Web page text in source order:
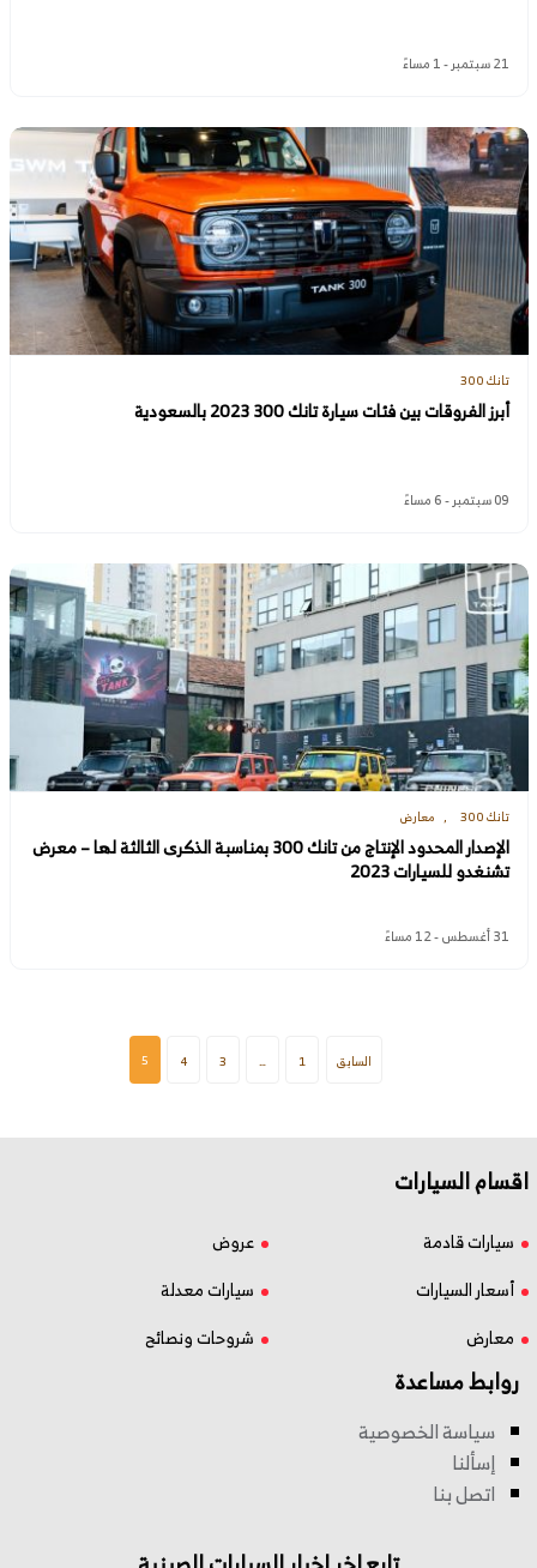
21 سبتمبر - 1 مساءً
تانك 300
أبرز الفروقات بين فئات سيارة تانك 300 2023 بالسعودية
09 سبتمبر - 6 مساءً
تانك 300 معارض
الإصدار المحدود الإنتاج من تانك 300 بمناسبة الذكرى الثالثة لها – معرض
تشنغدو للسيارات 2023
31 أغسطس - 12 مساءً
السابق 1
…
3
4
5
اقسام السيارات
سيارات قادمة
عروض
أسعار السيارات
سيارات معدلة
معارض
شروحات ونصائح
روابط مساعدة
سياسة الخصوصية
إسألنا
اتصل بنا